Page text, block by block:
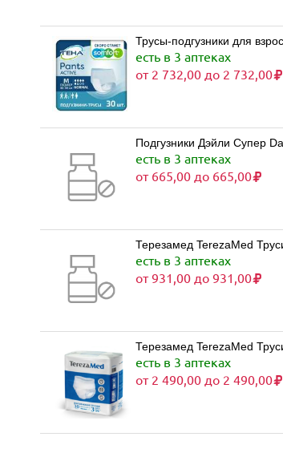
Трусы-подгузники для
есть в 3 аптеках
от 2 732,00 до 2 732,00
Подгузники Дэйли Супер
есть в 3 аптеках
от 665,00 до 665,00
Терезамед TerezaMed
есть в 3 аптеках
от 931,00 до 931,00
Терезамед TerezaMed
есть в 3 аптеках
от 2 490,00 до 2 490,00